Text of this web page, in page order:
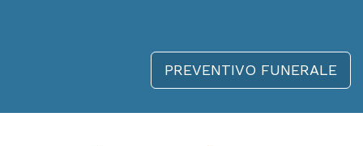
PREVENTIVO FUNERALE